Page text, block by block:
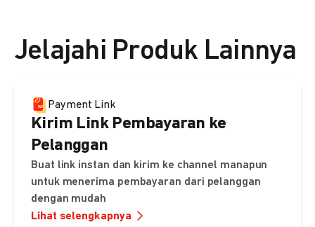
Jelajahi Produk Lainnya
Payment Link
Kirim Link Pembayaran ke
Pelanggan
Buat link instan dan kirim ke channel manapun
untuk menerima pembayaran dari pelanggan
dengan mudah
Lihat selengkapnya